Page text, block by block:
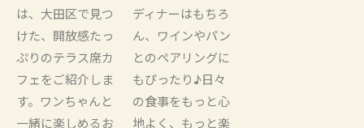
は、大田区で見つ
けた、開放感たっ
ぷりのテラス席カ
フェをご紹介しま
す。ワンちゃんと
一緒に楽しめるお
ディナーはもちろ
ん、ワインやパン
とのペアリングに
もぴったり♪日々
の食事をもっと心
地よく、もっと楽